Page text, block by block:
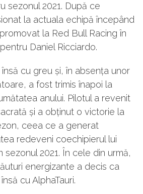
sezonul 2021. După ce
la actuala echipă începând
la Red Bull Racing în
Daniel Ricciardo.
cu greu și, în absența unor
a fost trimis înapoi la
anului. Pilotul a revenit
și a obținut o victorie la
ceea ce a generat
redeveni coechipierul lui
sezonul 2021. În cele din urmă,
energizante a decis ca
cu AlphaTauri.